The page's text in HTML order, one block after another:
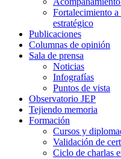
Fortalecimiento
estratégico
Publicaciones
Columnas de opinión
Sala de prensa
Noticias
Infografías
Puntos de vista
Observatorio JEP
Tejiendo memoria
Formación
Cursos y
Validación de
Ciclo de charlas